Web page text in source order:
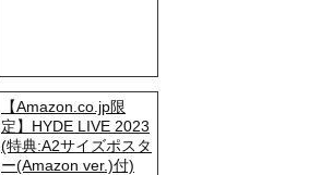
【Amazon.co.jp限
定】HYDE LIVE 2023
(特典:A2サイズポスタ
ー(Amazon ver.)付)